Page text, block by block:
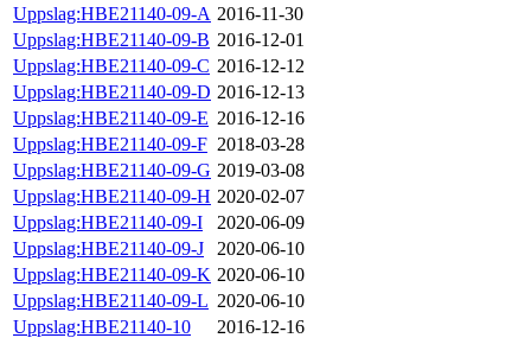
Uppslag:HBE21140-09-A 2016-11-30
Uppslag:HBE21140-09-B 2016-12-01
Uppslag:HBE21140-09-C 2016-12-12
Uppslag:HBE21140-09-D 2016-12-13
Uppslag:HBE21140-09-E 2016-12-16
Uppslag:HBE21140-09-F 2018-03-28
Uppslag:HBE21140-09-G 2019-03-08
Uppslag:HBE21140-09-H 2020-02-07
Uppslag:HBE21140-09-I
2020-06-09
Uppslag:HBE21140-09-J
2020-06-10
Uppslag:HBE21140-09-K 2020-06-10
Uppslag:HBE21140-09-L 2020-06-10
Uppslag:HBE21140-10
2016-12-16